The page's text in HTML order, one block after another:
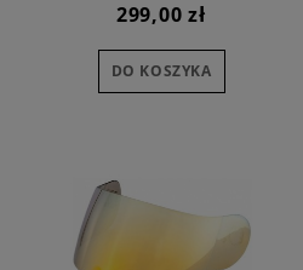
299,00 zł
DO KOSZYKA